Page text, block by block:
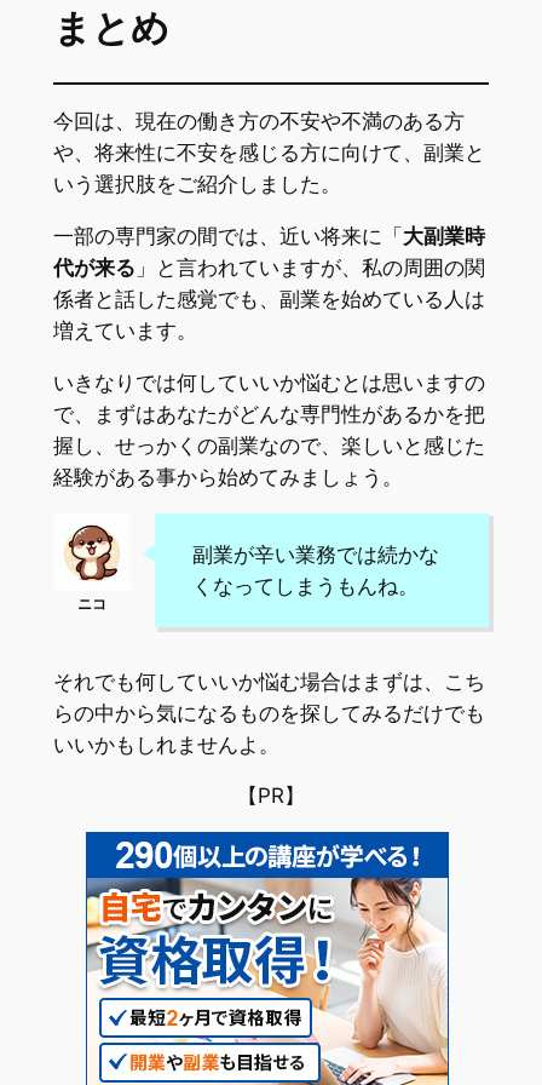
まとめ
今回は、現在の働き方の不安や不満のある方
や、将来性に不安を感じる方に向けて、副業と
いう選択肢をご紹介しました。
一部の専門家の間では、近い将来に「 大副業時
代が来る 」と言われていますが、私の周囲の関
係者と話した感覚でも、副業を始めている人は
増えています。
いきなりでは何していいか悩むとは思いますの
で、まずはあなたがどんな専門性があるかを把
握し、せっかくの副業なので、楽しいと感じた
経験がある事から始めてみましょう。
副業が辛い業務では続かな
くなってしまうもんね。
それでも何していいか悩む場合はまずは、こち
らの中から気になるものを探してみるだけでも
いいかもしれませんよ。
【PR】